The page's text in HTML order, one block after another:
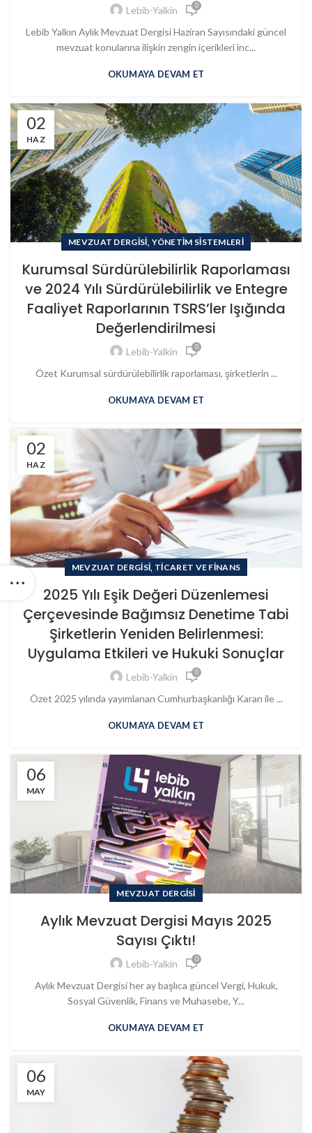
Lebib-Yalkin 0
Lebib Yalkın Aylık Mevzuat Dergisi Haziran Sayısındaki güncel
mevzuat konularına ilişkin zengin içerikleri inc...
OKUMAYA DEVAM ET
02
HAZ
MEVZUAT DERGISI, YÖNETIM SISTEMLERI
Kurumsal Sürdürülebilirlik Raporlaması
ve 2024 Yılı Sürdürülebilirlik ve Entegre
Faaliyet Raporlarının TSRS’ler Işığında
Değerlendirilmesi
Lebib-Yalkin 0
Özet Kurumsal sürdürülebilirlik raporlaması, şirketlerin ...
OKUMAYA DEVAM ET
02
HAZ
MEVZUAT DERGISI, TICARET VE FINANS
2025 Yılı Eşik Değeri Düzenlemesi
Çerçevesinde Bağımsız Denetime Tabi
Şirketlerin Yeniden Belirlenmesi:
Uygulama Etkileri ve Hukuki Sonuçlar
Lebib-Yalkin 0
Özet 2025 yılında yayımlanan Cumhurbaşkanlığı Kararı ile ...
OKUMAYA DEVAM ET
06
MAY
MEVZUAT DERGISI
Aylık Mevzuat Dergisi Mayıs 2025
Sayısı Çıktı!
Lebib-Yalkin 0
Aylık Mevzuat Dergisi her ay başlıca güncel Vergi, Hukuk,
Sosyal Güvenlik, Finans ve Muhasebe, Y...
OKUMAYA DEVAM ET
06
MAY